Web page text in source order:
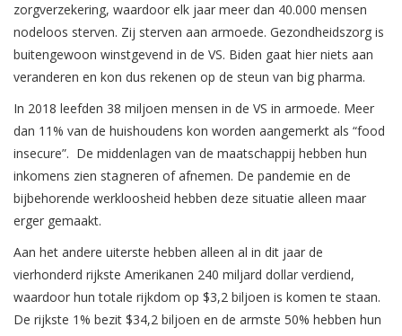
zorgverzekering, waardoor elk jaar meer dan 40.000 mensen
nodeloos sterven. Zij sterven aan armoede. Gezondheidszorg is
buitengewoon winstgevend in de VS. Biden gaat hier niets aan
veranderen en kon dus rekenen op de steun van big pharma.
In 2018 leefden 38 miljoen mensen in de VS in armoede. Meer
dan 11% van de huishoudens kon worden aangemerkt als “food
insecure”. De middenlagen van de maatschappij hebben hun
inkomens zien stagneren of afnemen. De pandemie en de
bijbehorende werkloosheid hebben deze situatie alleen maar
erger gemaakt.
Aan het andere uiterste hebben alleen al in dit jaar de
vierhonderd rijkste Amerikanen 240 miljard dollar verdiend,
waardoor hun totale rijkdom op $3,2 biljoen is komen te staan.
De rijkste 1% bezit $34,2 biljoen en de armste 50% hebben hun